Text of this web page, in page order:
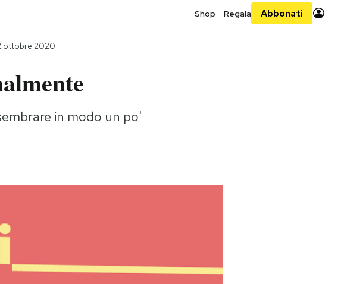
Shop Regala Abbonati
ottobre 2020
in modo un po'